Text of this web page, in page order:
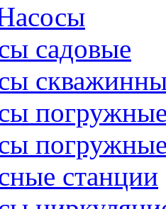
садовые
станции